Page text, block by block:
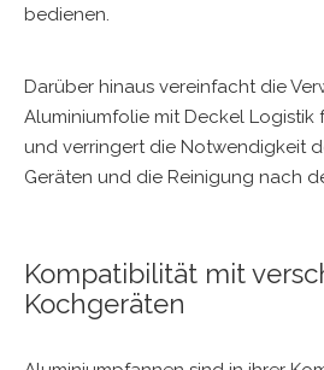
bedienen.
Darüber hinaus vereinfacht die
Aluminiumfolie mit Deckel Logistik
und verringert die Notwendigkeit
Geräten und die Reinigung nach
Kompatibilität mit
Kochgeräten